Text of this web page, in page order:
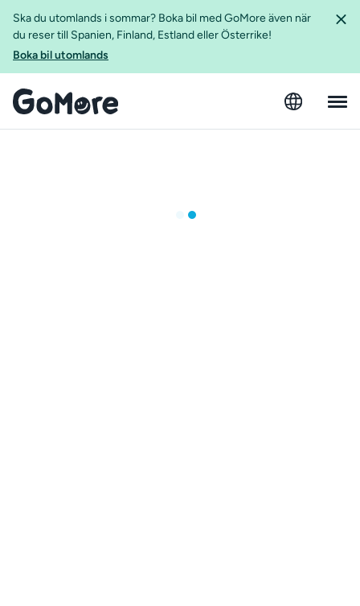
Ska du utomlands i sommar? Boka bil med GoMore även när
du reser till Spanien, Finland, Estland eller Österrike!
Boka bil utomlands